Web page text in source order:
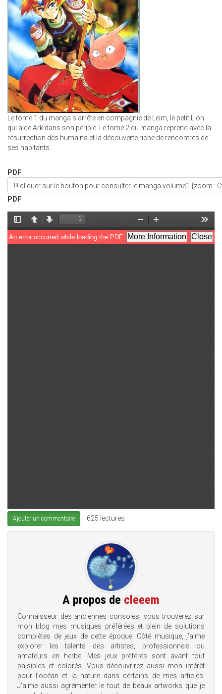
Le tome 1 du manga s'arrête en compagnie de Leim, le petit Lion
qui aide Ark dans son périple. Le tome 2 du manga reprend avec la
résurrection des humains et la découverte riche de rencontres de
ses habitants.
PDF
!!! cliquer sur le bouton pour consulter le manga volume1 {zoom :
PDF
Ajouter un commentaire 625 lectures
A propos de cleeem
Connaisseur des anciennes consoles, vous trouverez sur
mon blog mes musiques préférées et plein de solutions
complètes de jeux de cette époque. Côté musique, j'aime
explorer les talents des artistes, professionnels ou
amateurs en herbe. Mes jeux préférés sont avant tout
paisibles et colorés. Vous découvrirez aussi mon intérêt
pour l'océan et la nature dans certains de mes articles.
J'aime aussi agrémenter le tout de beaux artworks que je